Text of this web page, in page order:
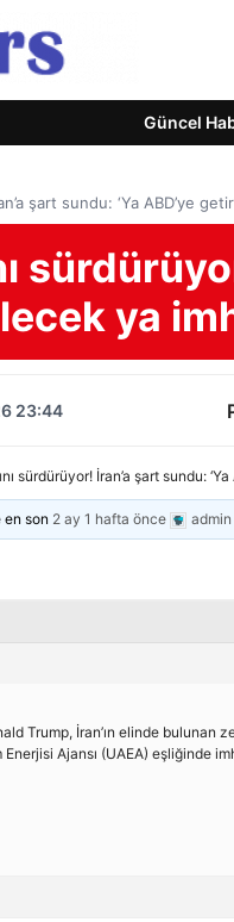
Güncel
şart sundu: ‘Ya ABD’ye
ya
23:44
sürdürüyor! İran’a şart sundu:
en son 2 ay 1 hafta önce admin
Trump, İran’ın elinde
Enerjisi Ajansı (UAEA) eşliğinde